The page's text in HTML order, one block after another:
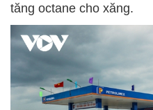
tăng octane cho xăng.